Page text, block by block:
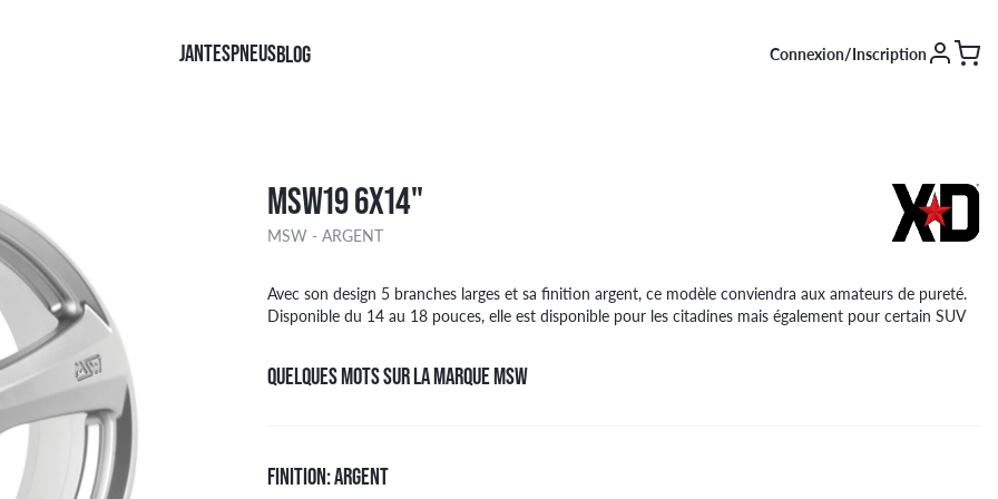
JANTES
RACING
FINITIONS
NOIR BRILLANT
NOIR FACE POLIE
Face polie Noir
ARGENT
Mat Noir
PNEUS
TYPE
4X4
CAMIONNETTE
BLOG Connexion/Inscription
MSW19 6X14"
MSW - ARGENT
Avec son design 5 branches larges et sa finition argent, ce modèle conviendra aux amateurs de pureté.
Disponible du 14 au 18 pouces, elle est disponible pour les citadines mais également pour certain SUV
QUELQUES MOTS SUR LA MARQUE MSW
FINITION: ARGENT